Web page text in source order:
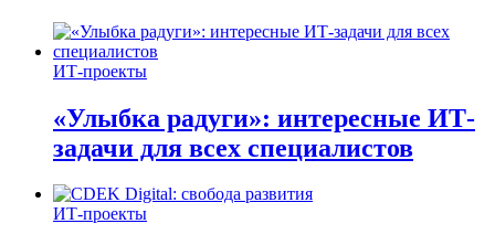
ИТ-проекты
«Улыбка радуги»: интересные ИТ-
задачи для всех специалистов
ИТ-проекты